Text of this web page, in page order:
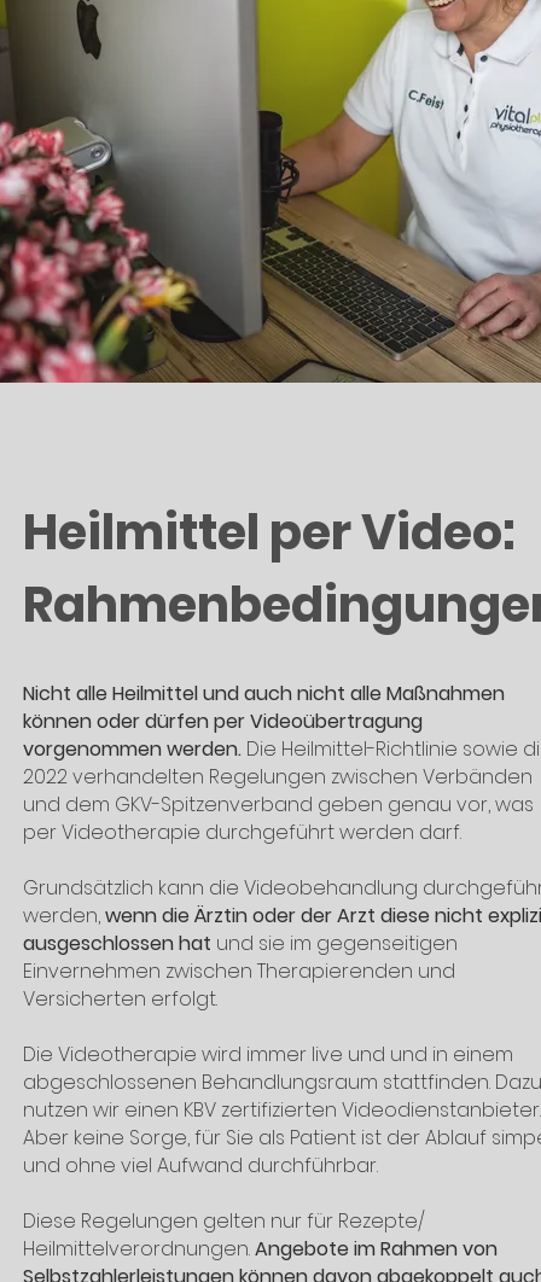
Heilmittel per Video:
Nicht alle Heilmittel und auch nicht alle Maßnahmen
können oder dürfen per Videoübertragung
vorgenommen werden. Die Heilmittel-Richtlinie sowie
2022 verhandelten Regelungen zwischen Verbänden
und dem GKV-Spitzenverband geben genau vor, was
per Videotherapie durchgeführt werden darf.
Grundsätzlich kann die Videobehandlung
werden,wenn die Ärztin oder der Arzt diese nicht
ausgeschlossen hat und sie im gegenseitigen
Einvernehmen zwischen Therapierenden und
Versicherten erfolgt.
Die Videotherapie wird immer live und und in einem
abgeschlossenen Behandlungsraum stattfinden. Dazu
nutzen wir einen KBV zertifizierten Videodienstanbieter.
Aber keine Sorge, für Sie als Patient ist der Ablauf
und ohne viel Aufwand durchführbar.
Diese Regelungen gelten nur für Rezepte/
Heilmittelverordnungen.Angebote im Rahmen von